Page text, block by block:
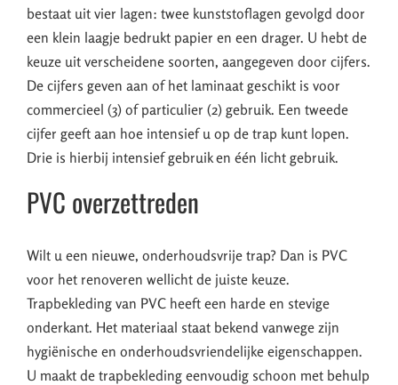
bestaat uit vier lagen: twee kunststoflagen gevolgd door
een klein laagje bedrukt papier en een drager. U hebt de
keuze uit verscheidene soorten, aangegeven door cijfers.
De cijfers geven aan of het laminaat geschikt is voor
commercieel (3) of particulier (2) gebruik. Een tweede
cijfer geeft aan hoe intensief u op de trap kunt lopen.
Drie is hierbij intensief gebruik en één licht gebruik.
PVC overzettreden
Wilt u een nieuwe, onderhoudsvrije trap? Dan is PVC
voor het renoveren wellicht de juiste keuze.
Trapbekleding van PVC heeft een harde en stevige
onderkant. Het materiaal staat bekend vanwege zijn
hygiënische en onderhoudsvriendelijke eigenschappen.
U maakt de trapbekleding eenvoudig schoon met behulp